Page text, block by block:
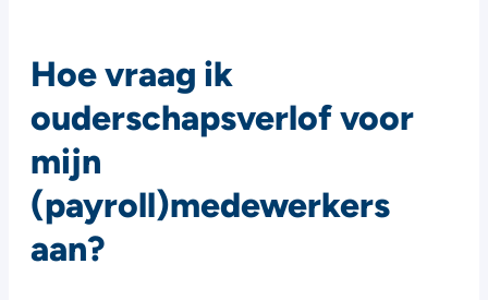
Hoe vraag ik
ouderschapsverlof voor
mijn
(payroll)medewerkers
aan?